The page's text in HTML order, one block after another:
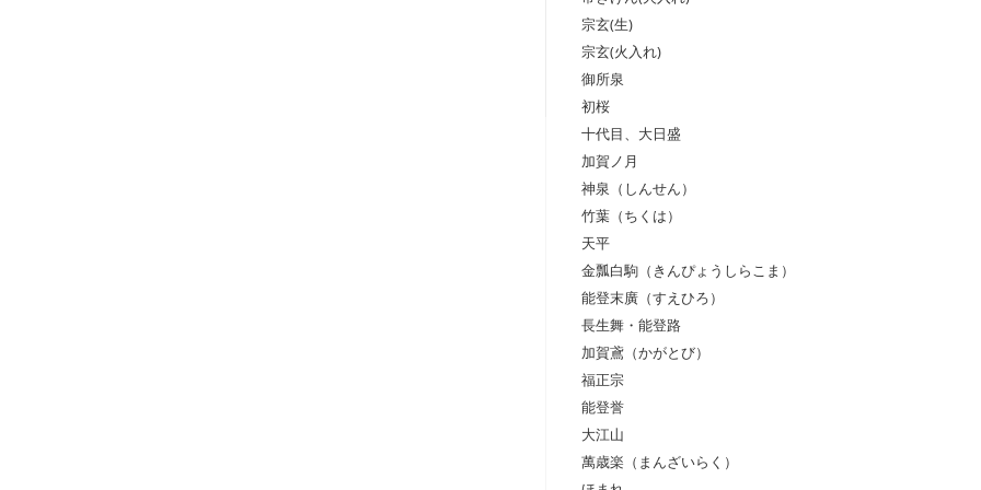
宗玄(生)
宗玄(火入れ)
御所泉
初桜
十代目、大日盛
加賀ノ月
神泉（しんせん）
竹葉（ちくは）
天平
金瓢白駒（きんぴょうしらこま）
能登末廣（すえひろ）
長生舞・能登路
加賀鳶（かがとび）
福正宗
能登誉
大江山
萬歳楽（まんざいらく）